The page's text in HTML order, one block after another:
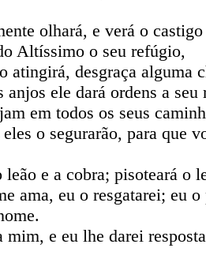
olhará, e verá o
Altíssimo o seu refúgio,
atingirá, desgraça alguma
anjos ele dará ordens a seu
em todos os seus
o segurarão, para que
leão e a cobra; pisoteará o
ama, eu o resgatarei; eu
mim, e eu lhe darei